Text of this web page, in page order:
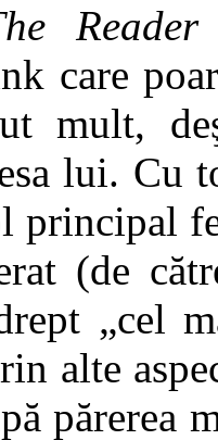
Reader
care
mult,
lui. Cu
principal
(de
„cel
alte
părerea